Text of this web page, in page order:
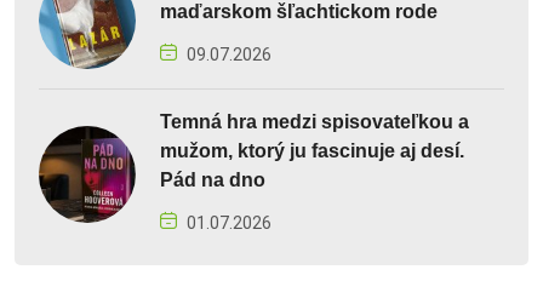
maďarskom šľachtickom rode
09.07.2026
Temná hra medzi spisovateľkou a
mužom, ktorý ju fascinuje aj desí.
Pád na dno
01.07.2026